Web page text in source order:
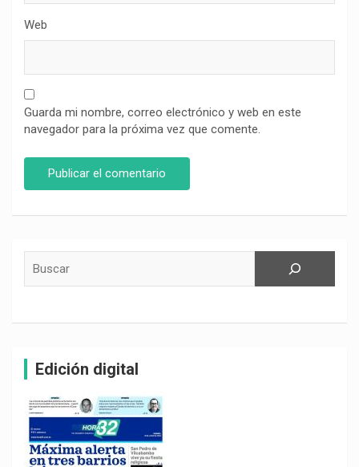
Web
Guarda mi nombre, correo electrónico y web en este
navegador para la próxima vez que comente.
Edición digital